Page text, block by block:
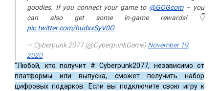
goodies. If you connect your game to @GOGcom– you
can also get some in-game rewards! 👇
pic.twitter.com/hudxxSyV0O
— Cyberpunk 2077 (@CyberpunkGame) November 19,
2020
"Любой, кто получит # Cyberpunk2077, независимо от
платформы или выпуска, сможет получить набор
цифровых подарков. Если вы подключите свою игру к